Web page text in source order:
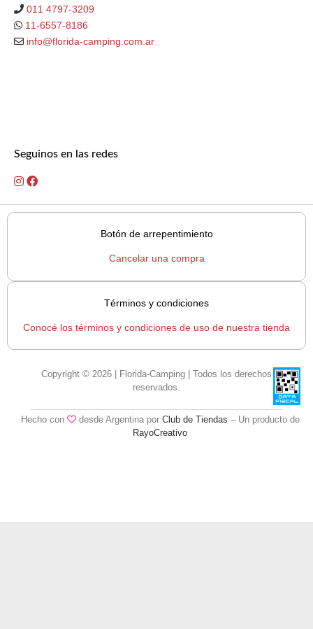
011 4797-3209
11-6557-8186
info@florida-camping.com.ar
Seguinos en las redes
Botón de arrepentimiento
Cancelar una compra
Términos y condiciones
Conocé los términos y condiciones de uso de nuestra tienda
Copyright © 2026 | Florida-Camping | Todos los derechos
reservados.
Hecho con desde Argentina por Club de Tiendas – Un producto de
RayoCreativo